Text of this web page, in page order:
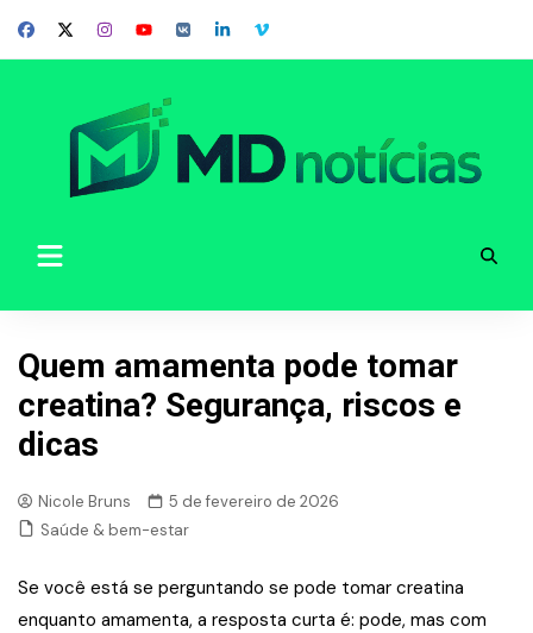
Quem amamenta pode tomar
creatina? Segurança, riscos e
dicas
Nicole Bruns
5 de fevereiro de 2026
Saúde & bem-estar
Se você está se perguntando se pode tomar creatina
enquanto amamenta, a resposta curta é: pode, mas com